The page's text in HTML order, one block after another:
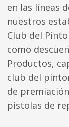
en las líneas
nuestros
Club del
como
Productos,
club del
de
pistolas de